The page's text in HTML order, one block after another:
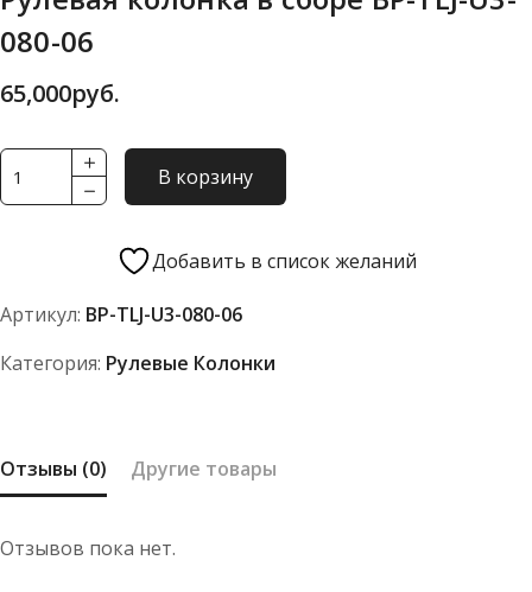
080-06
65,000руб.
Количество
товара
сборе
TLJ-
06
В корзину
Добавить в список желаний
Артикул: BP-TLJ-U3-080-06
Категория: Рулевые Колонки
Отзывы (0) Другие товары
Отзывов пока нет.